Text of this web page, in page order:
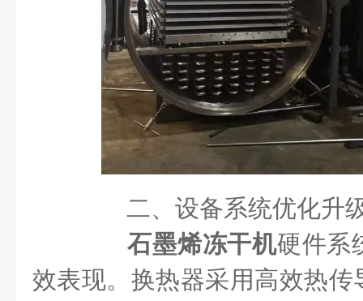
二、设备系统优化升
石墨烯冻干机硬件系
效表现。换热器采用高效热